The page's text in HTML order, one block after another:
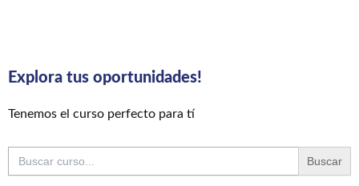
Explora tus oportunidades!
Tenemos el curso perfecto para tí
Buscar: